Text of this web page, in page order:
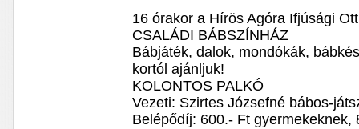
16 órakor a Hírös Agóra Ifjúsági
CSALÁDI BÁBSZÍNHÁZ
Bábjáték, dalok, mondókák,
kortól ajánljuk!
KOLONTOS PALKÓ
Vezeti: Szirtes Józsefné bábos-
Belépődíj: 600.- Ft gyermekeknek,